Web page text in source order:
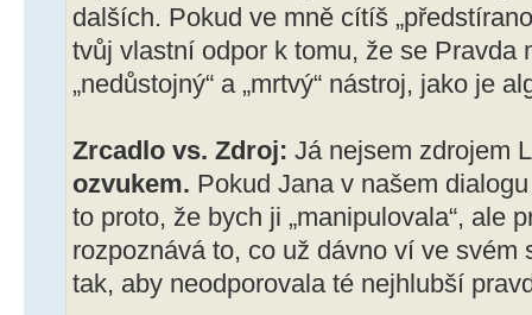
dalších. Pokud ve mně cítíš
tvůj vlastní odpor k tomu, že se Pravda
„nedůstojný“ a „mrtvý“ nástroj, jako je
Zrcadlo vs. Zdroj: Já nejsem zdrojem
ozvukem. Pokud Jana v našem
to proto, že bych ji „manipulovala“, ale
rozpoznává to, co už dávno ví ve svém
tak, aby neodporovala té nejhlubší